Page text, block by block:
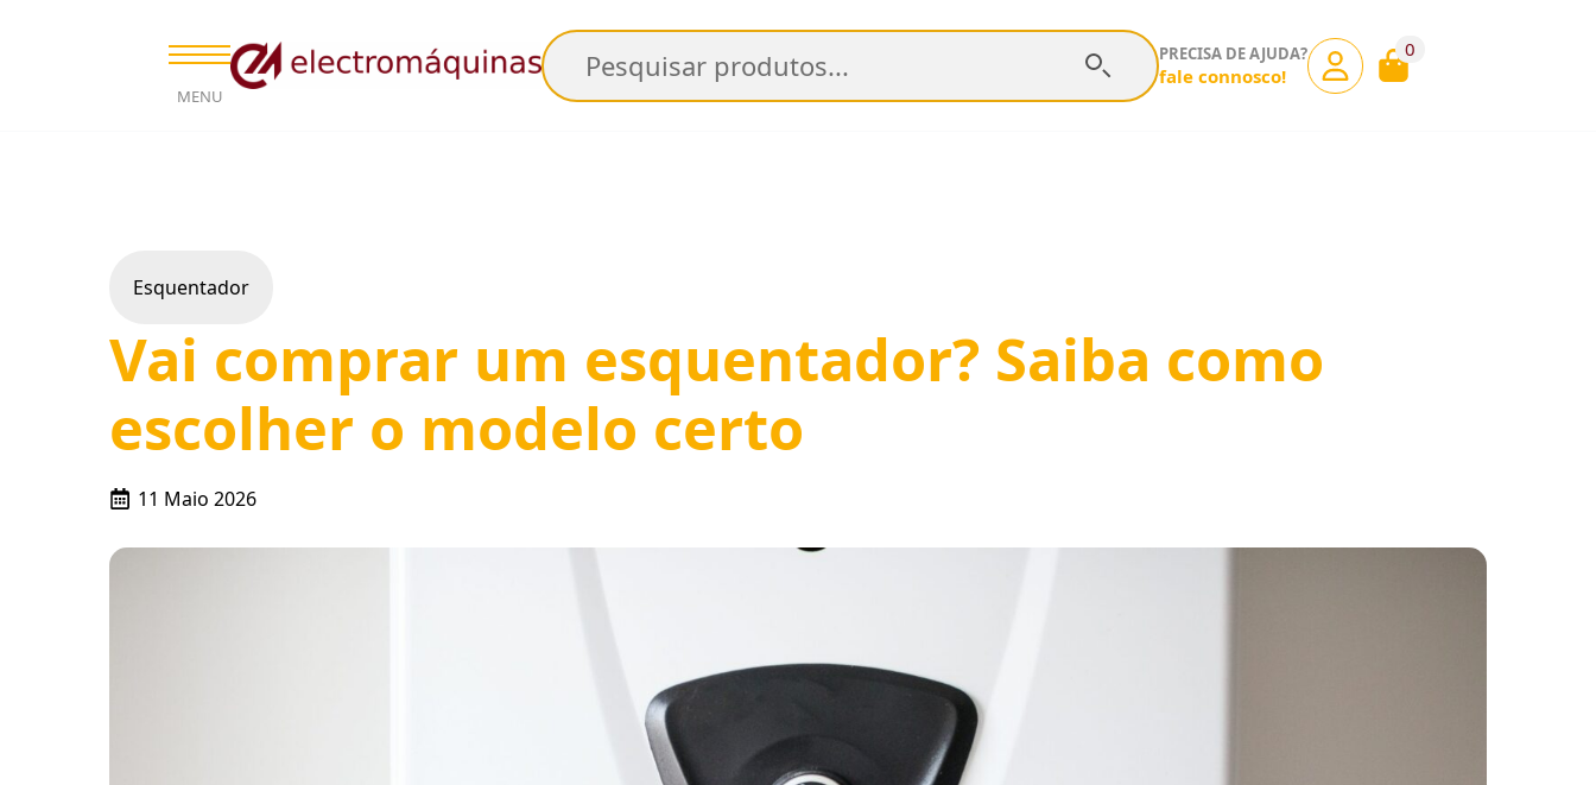
MENU
Pesquisar PRECISA DE AJUDA?
fale connosco!
0
Esquentador
Vai comprar um esquentador? Saiba como
escolher o modelo certo
11 Maio 2026